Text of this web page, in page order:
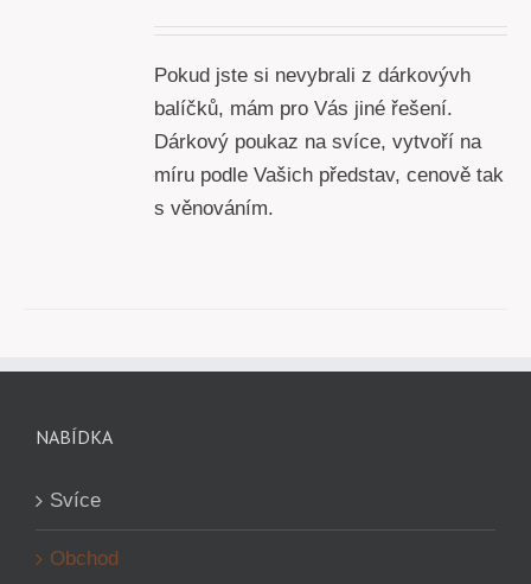
až
5000 Kč
Pokud jste si nevybrali z dárkovývh
balíčků, mám pro Vás jiné řešení.
Dárkový poukaz na svíce, vytvoří na
míru podle Vašich představ, cenově tak
s věnováním.
NABÍDKA
Svíce
Obchod